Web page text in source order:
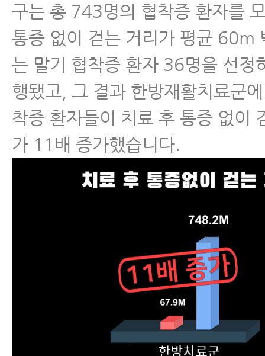
구는 총 743명의 협착증 환자를
통증 없이 걷는 거리가 평균 60m
는 말기 협착증 환자 36명을 선정
행됐고, 그 결과 한방재활치료군
착증 환자들이 치료 후 통증 없이
가 11배 증가했습니다.